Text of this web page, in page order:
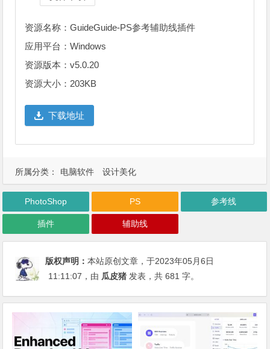
资源名称：GuideGuide-PS参考辅助线插件
应用平台：Windows
资源版本：v5.0.20
资源大小：203KB
下载地址
所属分类： 电脑软件 设计美化
PhotoShop PS 参考线
插件 辅助线
版权声明：本站原创文章，于2023年05月6日
11:11:07 ，由 瓜皮猪 发表，共 681 字。